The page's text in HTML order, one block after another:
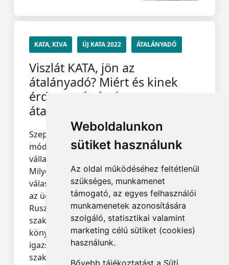
Weboldalunkon
sütiket használunk
Az oldal működéséhez feltétlenül
szükséges, munkamenet
támogató, az egyes felhasználói
munkamenetek azonosítására
szolgáló, statisztikai valamint
marketing célú sütiket (cookies)
használunk.
Bővebb tájékoztatást a Süti
KATA, KIVA ÚJ KATA 2022 ÁTALÁNYADÓ
Viszlát KATA, jön az
átalányadó? Miért és kinek
érdemes áttérni az
átalányadóra?
Szeptember 1-jétől kényszerül új adózási
módot választani több mint 300 ezer
vállalkozó a kata-törvény módosítása miatt.
Milyen szempontok alapján érdemes
választani? Mit tanácsoljanak a könyvelők
az ügyfeleiknek? Ebben nyújtott segítséget
Ruszin Zsolt, a Menedzser Praxis Cégkapu
szakértője, az MKOE alelnöke,
könyvvizsgáló, bejegyzett adószakértő,
igazságügyi adó- és járulékszakértő,
szakoktató előadása.